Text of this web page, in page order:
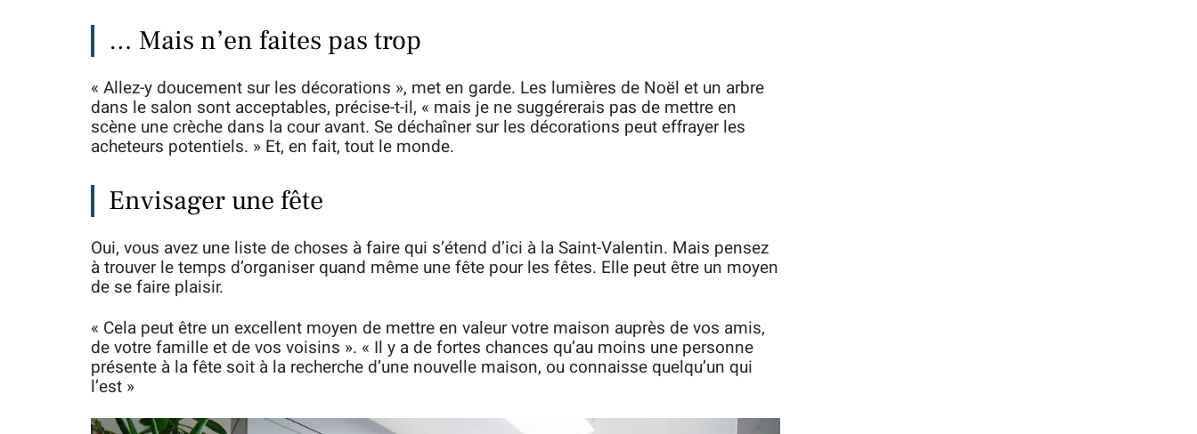
… Mais n’en faites pas trop
« Allez-y doucement sur les décorations », met en garde. Les lumières de Noël et un arbre
dans le salon sont acceptables, précise-t-il, « mais je ne suggérerais pas de mettre en
scène une crèche dans la cour avant. Se déchaîner sur les décorations peut effrayer les
acheteurs potentiels. » Et, en fait, tout le monde.
Envisager une fête
Oui, vous avez une liste de choses à faire qui s’étend d’ici à la Saint-Valentin. Mais pensez
à trouver le temps d’organiser quand même une fête pour les fêtes. Elle peut être un moyen
de se faire plaisir.
« Cela peut être un excellent moyen de mettre en valeur votre maison auprès de vos amis,
de votre famille et de vos voisins ». « Il y a de fortes chances qu’au moins une personne
présente à la fête soit à la recherche d’une nouvelle maison, ou connaisse quelqu’un qui
l’est »